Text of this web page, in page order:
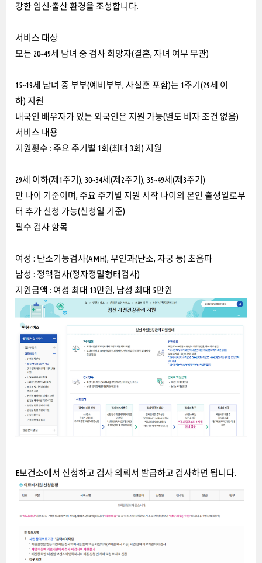
강한 임신·출산 환경을 조성합니다.
서비스 대상
모든 20~49세 남녀 중 검사 희망자(결혼, 자녀 여부 무관)
15~19세 남녀 중 부부(예비부부, 사실혼 포함)는 1주기(29세 이
하) 지원
내국인 배우자가 있는 외국인은 지원 가능(별도 비자 조건 없음)
서비스 내용
지원횟수 : 주요 주기별 1회(최대 3회) 지원
29세 이하(제1주기), 30~34세(제2주기), 35~49세(제3주기)
만 나이 기준이며, 주요 주기별 지원 시작 나이의 본인 출생일로부
터 추가 신청 가능(신청일 기준)
필수 검사 항목
여성 : 난소기능검사(AMH), 부인과(난소, 자궁 등) 초음파
남성 : 정액검사(정자정밀형태검사)
지원금액 : 여성 최대 13만원, 남성 최대 5만원
E보건소에서 신청하고 검사 의뢰서 발급하고 검사하면 됩니다.